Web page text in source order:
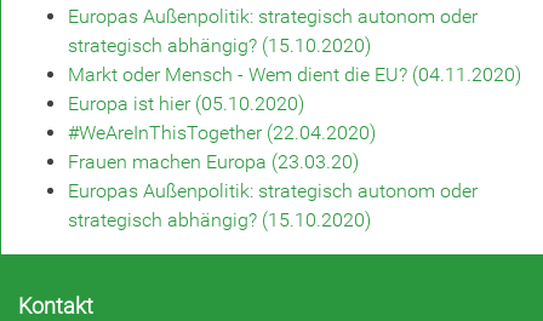
Europas Außenpolitik: strategisch autonom oder
strategisch abhängig? (15.10.2020)
Markt oder Mensch - Wem dient die EU? (04.11.2020)
Europa ist hier (05.10.2020)
#WeAreInThisTogether (22.04.2020)
Frauen machen Europa (23.03.20)
Europas Außenpolitik: strategisch autonom oder
strategisch abhängig? (15.10.2020)
Kontakt